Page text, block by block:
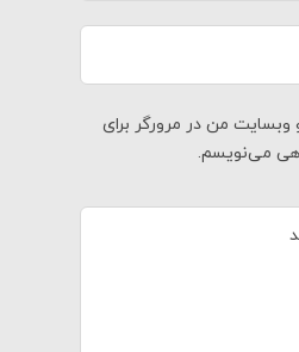
وبسایت من در مرورگر برای
می‌نویسم.